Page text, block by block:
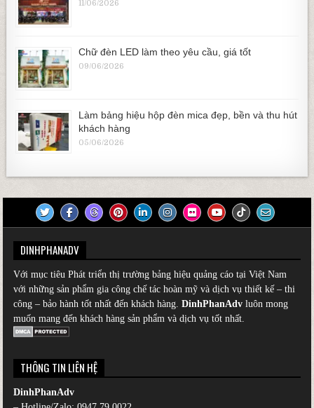
11/06/2026
Chữ đèn LED làm theo yêu cầu, giá tốt
09/06/2026
Làm bảng hiệu hộp đèn mica đẹp, bền và thu hút
khách hàng
05/06/2026
DINHPHANADV
Với mục tiêu Phát triển thị trường bảng hiệu quảng cáo tại Việt Nam
với những sản phẩm gia công chế tác hoàn mỹ và dịch vụ thiết kế – thi
công – bảo hành tốt nhất đến khách hàng.DinhPhanAdv luôn mong
muốn mang đến khách hàng sản phẩm và dịch vụ tốt nhất.
THÔNG TIN LIÊN HỆ
DinhPhanAdv